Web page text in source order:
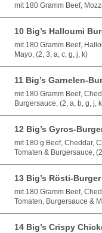
mit 180 Gramm Beef,
10 Big’s Halloumi
mit 180 Gramm Beef,
Mayo, (2, 3, a, c, g, j, k)
11 Big’s Garnelen-
mit 180 Gramm Beef,
Burgersauce, (2, a, b, g, j,
12 Big’s Gyros-
mit 180 g Beef, Cheddar,
Tomaten & Burgersauce,
13 Big’s Rösti-Burger
mit 180 Gramm Beef,
Tomaten, Burgersauce &
14 Big’s Crispy